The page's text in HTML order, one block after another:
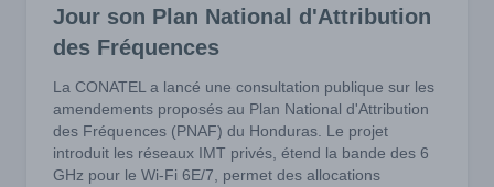
Jour son Plan National d'Attribution
des Fréquences
La CONATEL a lancé une consultation publique sur les
amendements proposés au Plan National d'Attribution
des Fréquences (PNAF) du Honduras. Le projet
introduit les réseaux IMT privés, étend la bande des 6
GHz pour le Wi-Fi 6E/7, permet des allocations